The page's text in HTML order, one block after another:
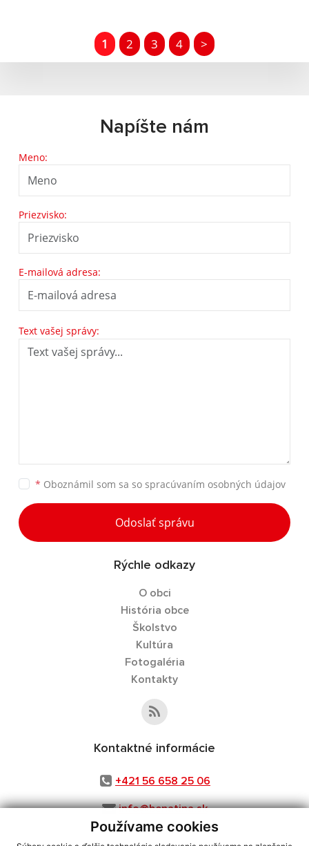
Používame cookies
1 2 3 4 >
Napíšte nám
Meno:
Priezvisko:
E-mailová adresa:
Text vašej správy:
* Oboznámil som sa so spracúvaním osobných údajov
Odoslať správu
Rýchle odkazy
O obci
História obce
Školstvo
Kultúra
Fotogaléria
Kontakty
Kontaktné informácie
+421 56 658 25 06
info@benatina.sk